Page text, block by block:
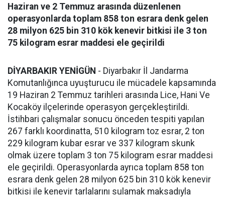
Haziran ve 2 Temmuz arasında düzenlenen
operasyonlarda toplam 858 ton esrara denk gelen
28 milyon 625 bin 310 kök kenevir bitkisi ile 3 ton
75 kilogram esrar maddesi ele geçirildi
DİYARBAKIR YENİGÜN - Diyarbakır İl Jandarma
Komutanlığınca uyuşturucu ile mücadele kapsamında
19 Haziran 2 Temmuz tarihleri arasında Lice, Hani Ve
Kocaköy ilçelerinde operasyon gerçekleştirildi.
İstihbari çalışmalar sonucu önceden tespiti yapılan
267 farklı koordinatta, 510 kilogram toz esrar, 2 ton
229 kilogram kubar esrar ve 337 kilogram skunk
olmak üzere toplam 3 ton 75 kilogram esrar maddesi
ele geçirildi. Operasyonlarda ayrıca toplam 858 ton
esrara denk gelen 28 milyon 625 bin 310 kök kenevir
bitkisi ile kenevir tarlalarını sulamak maksadıyla